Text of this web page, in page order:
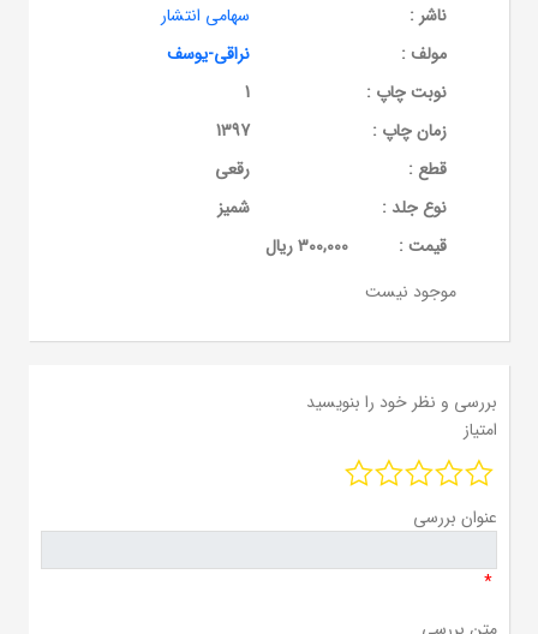
ناشر :
سهامی انتشار
مولف :
نراقی-یوسف
نوبت چاپ :
1
زمان چاپ :
1397
قطع :
رقعی
نوع جلد :
شمیز
قيمت :
300,000 ریال
موجود نیست
بررسی و نظر خود را بنویسید
امتیاز
عنوان بررسی
*